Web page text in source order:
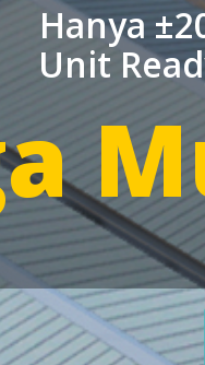
Hanya
Unit